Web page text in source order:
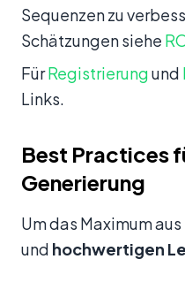
Sequenzen zu
Schätzungen siehe
FürRegistrierungund
Links.
Best Practices
Generierung
Um das Maximum aus
und hochwertigen